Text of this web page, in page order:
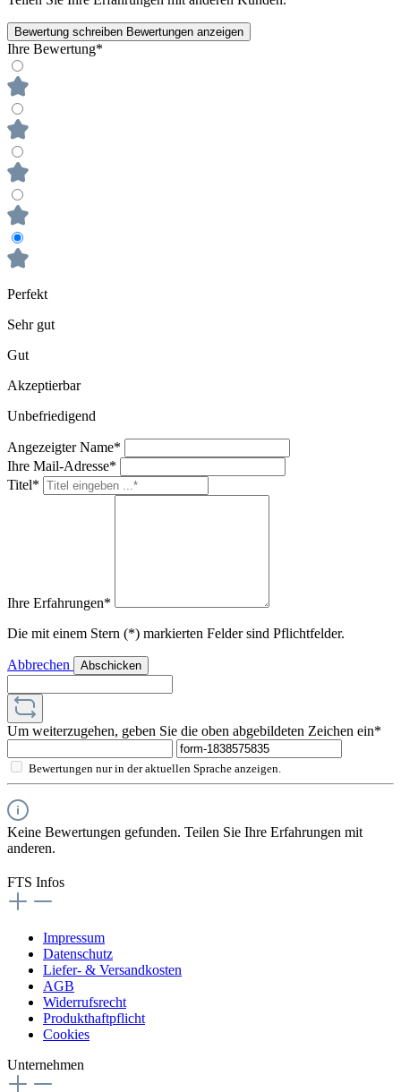
Bewertung schreiben Bewertungen anzeigen
Ihre Bewertung*
Perfekt
Sehr gut
Gut
Akzeptierbar
Unbefriedigend
Angezeigter Name*
Ihre Mail-Adresse*
Titel*
Ihre Erfahrungen*
Die mit einem Stern (*) markierten Felder sind Pflichtfelder.
Abbrechen Abschicken
Um weiterzugehen, geben Sie die oben abgebildeten Zeichen ein*
Bewertungen nur in der aktuellen Sprache anzeigen.
Keine Bewertungen gefunden. Teilen Sie Ihre Erfahrungen mit
anderen.
FTS Infos
Impressum
Datenschutz
Liefer- & Versandkosten
AGB
Widerrufsrecht
Produkthaftpflicht
Cookies
Unternehmen